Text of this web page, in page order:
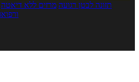
תזונה לבטן רגועה מרזים ללא דיאטה